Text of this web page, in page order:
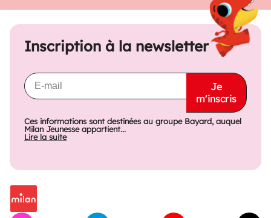
Inscription à la newsletter
Je
m'inscris
Ces informations sont destinées au groupe Bayard, auquel
Milan Jeunesse appartient...
Lire la suite